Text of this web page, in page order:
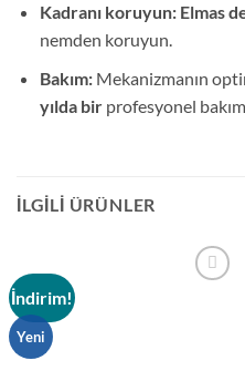
Kadranı koruyun: Elmas
nemden koruyun.
Bakım:Mekanizmanın
yılda birprofesyonel bakım
İLGILI ÜRÜNLER
İndirim!
Yeni